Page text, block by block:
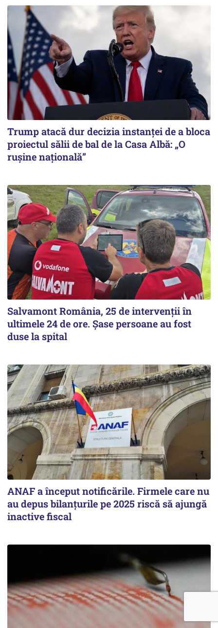
Trump atacă dur decizia instanţei de a bloca
proiectul sălii de bal de la Casa Albă: „O
ruşine naţională”
Salvamont România, 25 de intervenții în
ultimele 24 de ore. Șase persoane au fost
duse la spital
ANAF a început notificările. Firmele care nu
au depus bilanțurile pe 2025 riscă să ajungă
inactive fiscal